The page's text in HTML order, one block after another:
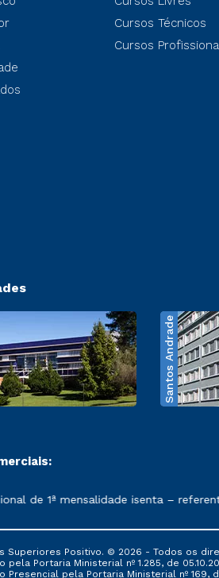
Cursos Técnicos
Cursos
Santos Andrade
rematrícula conforme exposto no
de 1ª mensalidade isenta –
Superiores Positivo. © 2026 - Todos os
Portaria Ministerial nº 1.285, de
Presencial ​pela Portaria Ministerial nº 169,